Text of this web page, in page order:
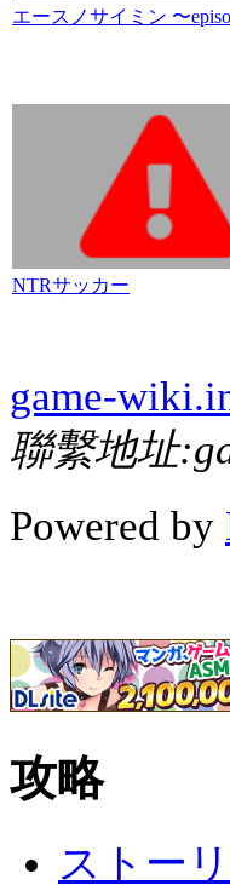
エースノサイミン 〜
NTRサッカー
game-
聯繫地址
Powered by
攻略
ストー